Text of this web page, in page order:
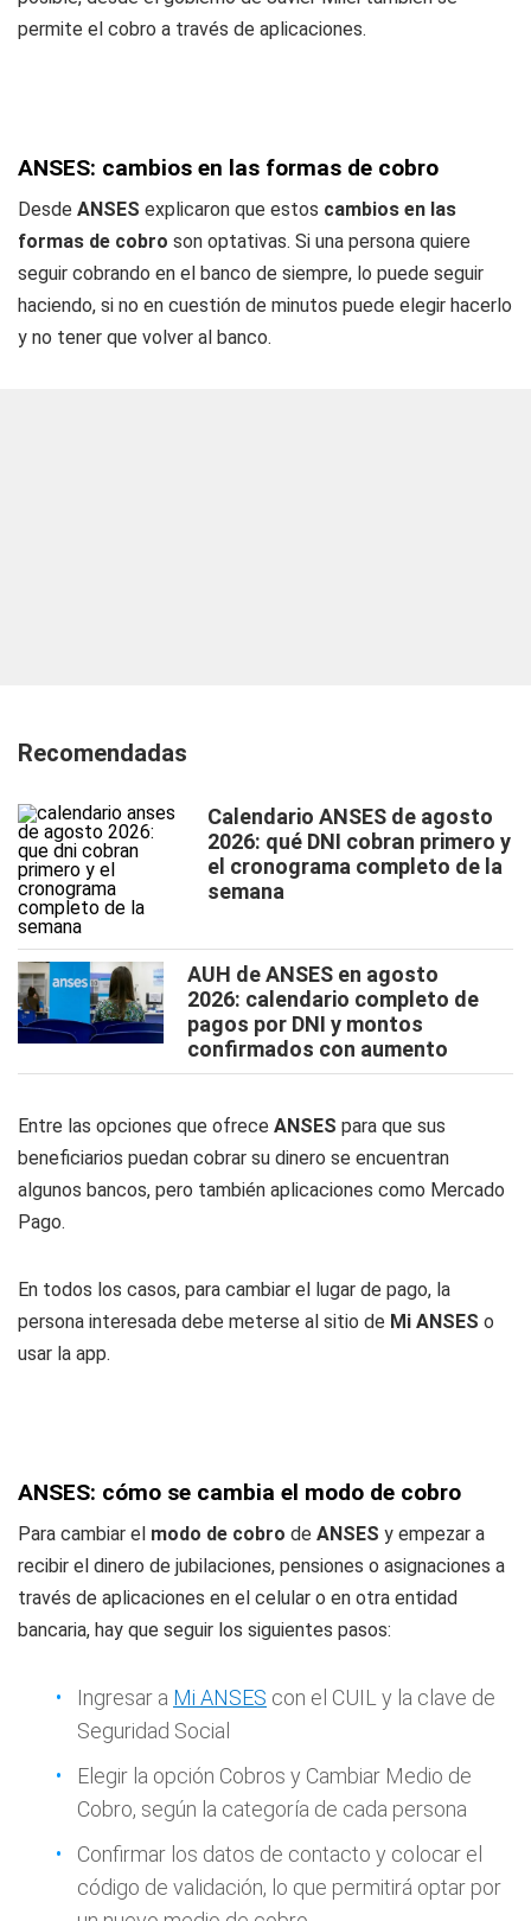
permite el cobro a través de aplicaciones.
ANSES: cambios en las formas de cobro
Desde ANSES explicaron que estos cambios en las
formas de cobro son optativas. Si una persona quiere
seguir cobrando en el banco de siempre, lo puede seguir
haciendo, si no en cuestión de minutos puede elegir hacerlo
y no tener que volver al banco.
Recomendadas
Calendario ANSES de agosto
2026: qué DNI cobran primero y
el cronograma completo de la
semana
AUH de ANSES en agosto
2026: calendario completo de
pagos por DNI y montos
confirmados con aumento
Entre las opciones que ofrece ANSES para que sus
beneficiarios puedan cobrar su dinero se encuentran
algunos bancos, pero también aplicaciones como Mercado
Pago.
En todos los casos, para cambiar el lugar de pago, la
persona interesada debe meterse al sitio de Mi ANSES o
usar la app.
ANSES: cómo se cambia el modo de cobro
Para cambiar el modo de cobro de ANSES y empezar a
recibir el dinero de jubilaciones, pensiones o asignaciones a
través de aplicaciones en el celular o en otra entidad
bancaria, hay que seguir los siguientes pasos:
Ingresar a Mi ANSES con el CUIL y la clave de
Seguridad Social
Elegir la opción Cobros y Cambiar Medio de
Cobro, según la categoría de cada persona
Confirmar los datos de contacto y colocar el
código de validación, lo que permitirá optar por